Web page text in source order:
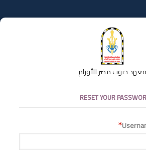
معهد جنوب مصر للأورام
RESET YOUR